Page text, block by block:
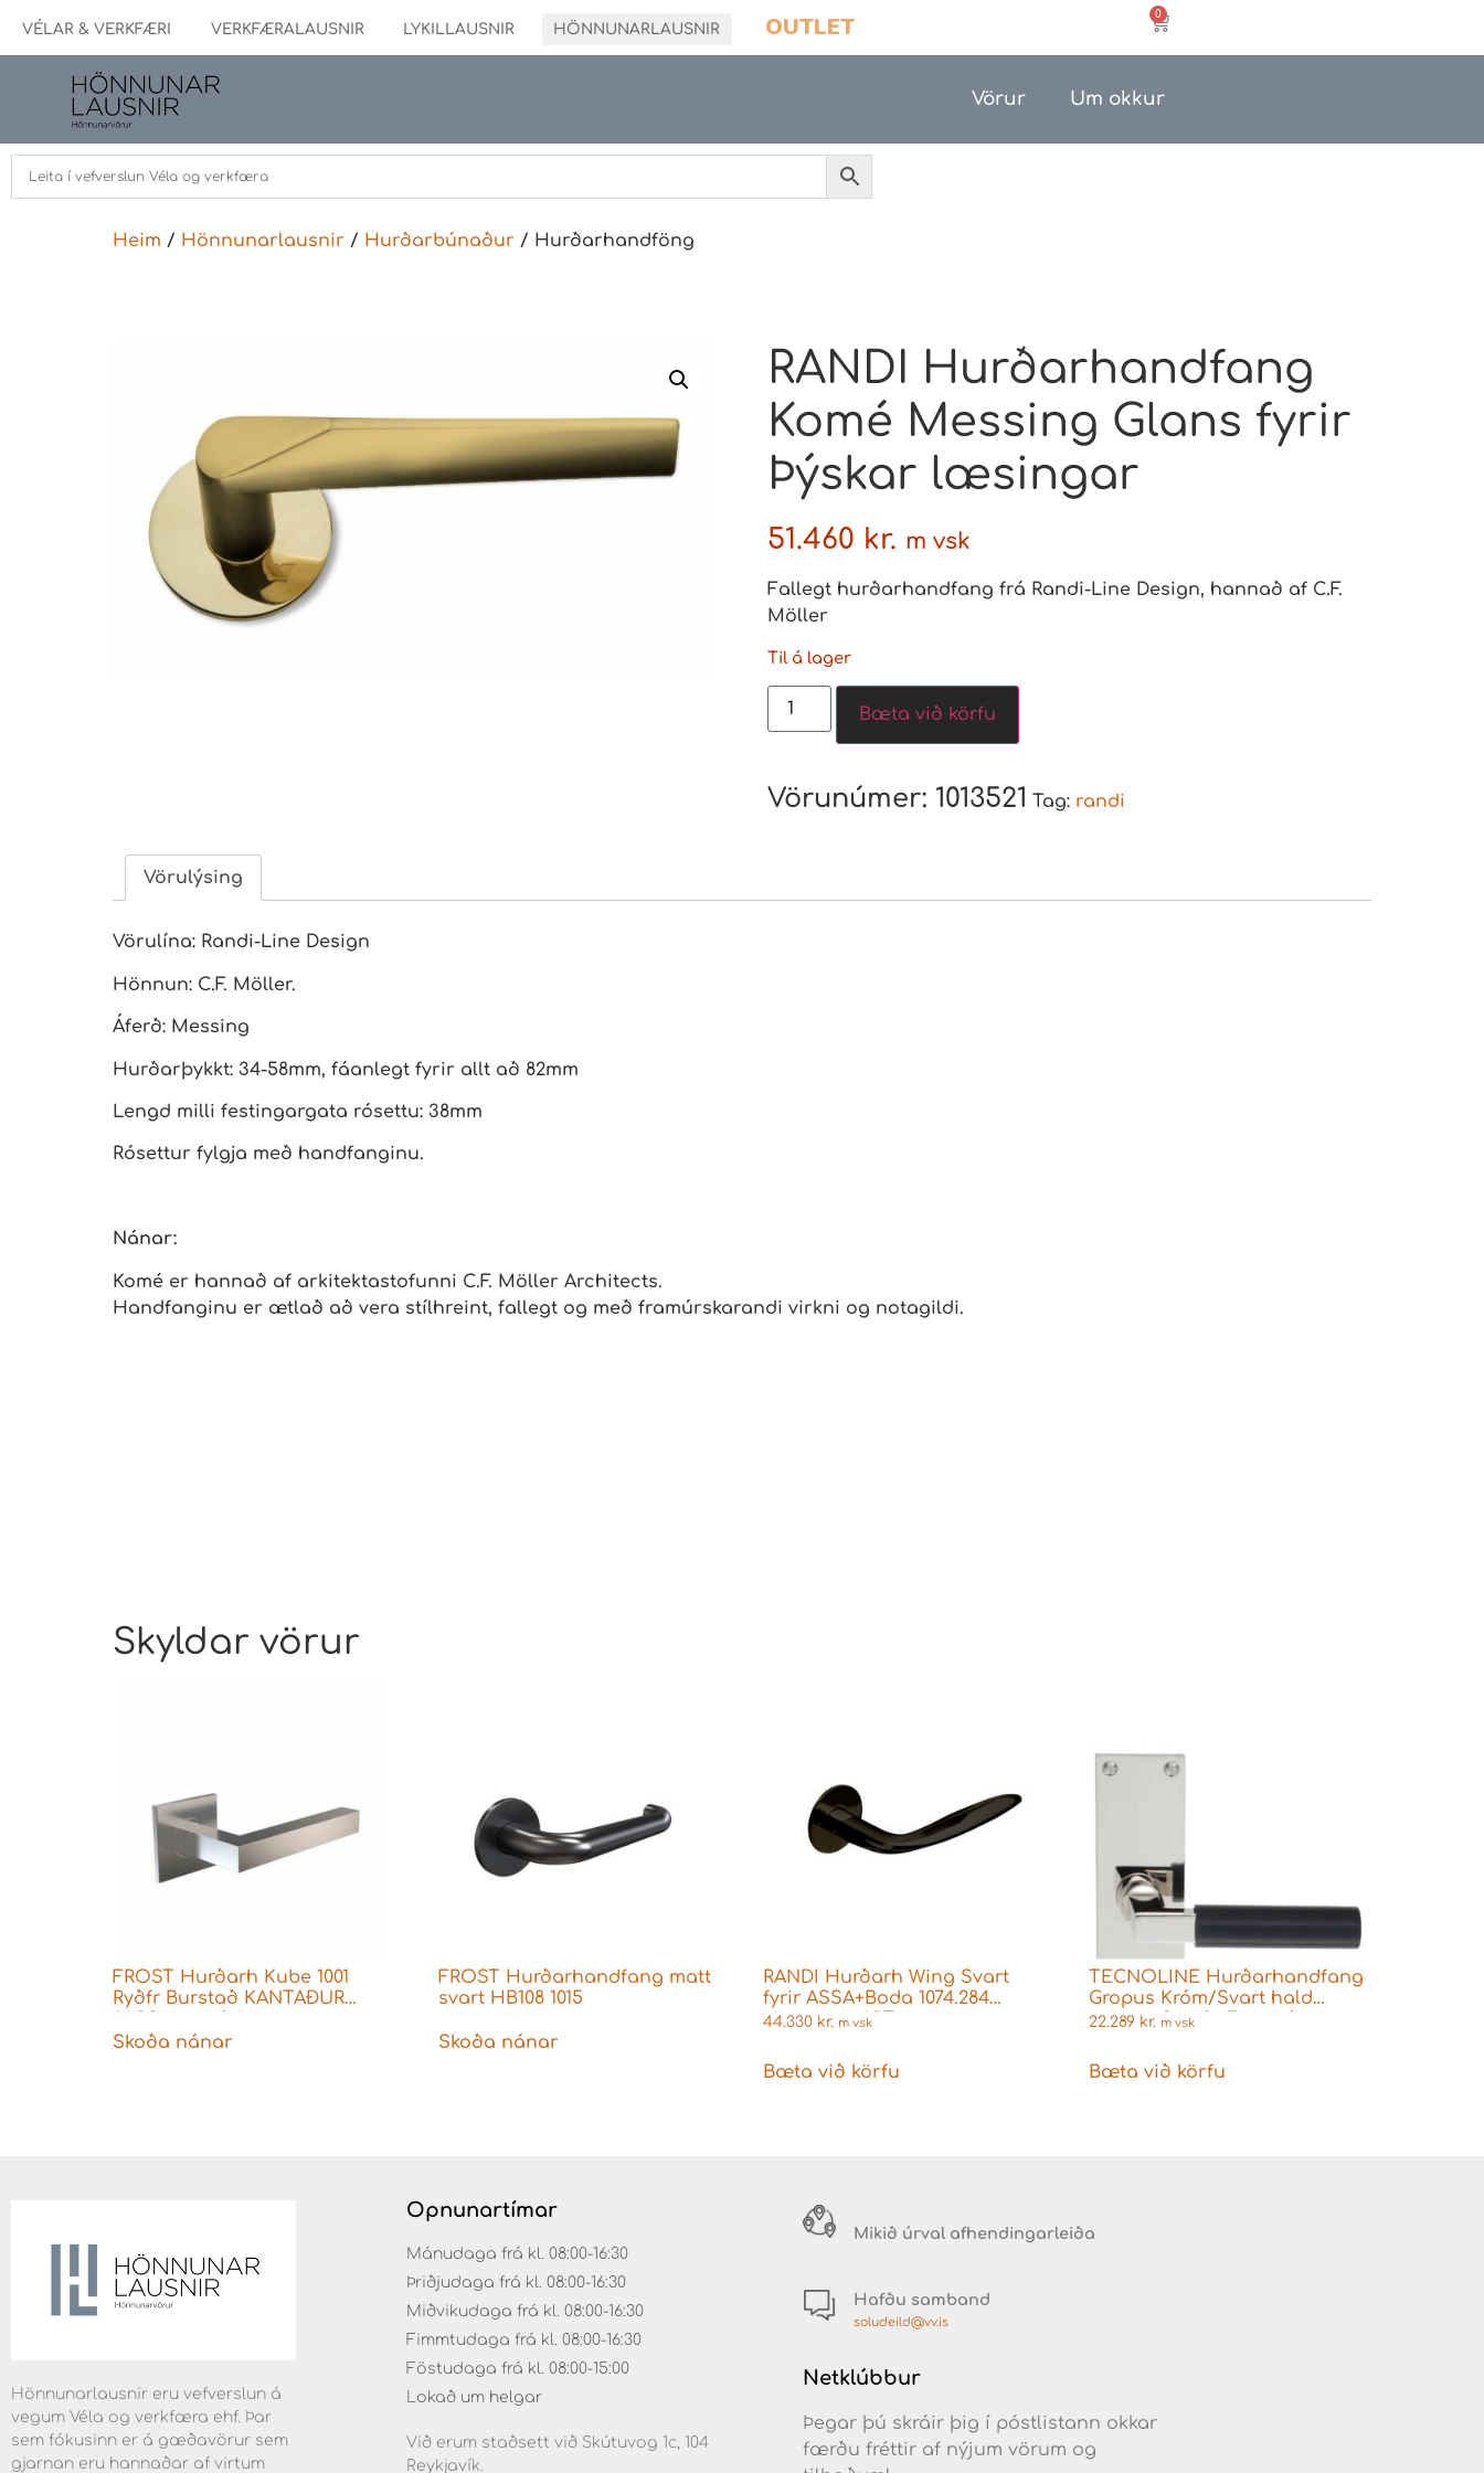
VÉLAR & VERKFÆRI VERKFÆRALAUSNIR LYKILLAUSNIR HÖNNUNARLAUSNIR OUTLET 0
Vörur Um okkur
Heim / Hönnunarlausnir / Hurðarbúnaður / Hurðarhandföng
RANDI Hurðarhandfang
Komé Messing Glans fyrir
Þýskar læsingar
51.460 kr. m vsk
Fallegt hurðarhandfang frá Randi-Line Design, hannað af C.F.
Möller
Til á lager
Bæta við körfu
Vörunúmer: 1013521 Tag: randi
Vörulýsing
Vörulína: Randi-Line Design
Hönnun: C.F. Möller.
Áferð: Messing
Hurðarþykkt: 34-58mm, fáanlegt fyrir allt að 82mm
Lengd milli festingargata rósettu: 38mm
Rósettur fylgja með handfanginu.
Nánar:
Komé er hannað af arkitektastofunni C.F. Möller Architects.
Handfanginu er ætlað að vera stílhreint, fallegt og með framúrskarandi virkni og notagildi.
Skyldar vörur
FROST Hurðarh Kube 1001
Ryðfr Burstað KANTAÐUR
Skoða nánar
FROST Hurðarhandfang matt
svart HB108 1015
Skoða nánar
RANDI Hurðarh Wing Svart
fyrir ASSA+Boda 1074.284
Hönnun: AART Architects
44.330 kr. m vsk
Bæta við körfu
TECNOLINE Hurðarhandfang
Gropus Króm/Svart hald
m.kantaðri rós Fyrir Þýskar
22.289 kr. m vsk
Bæta við körfu
Hönnunarlausnir eru vefverslun á
vegum Véla og verkfæra ehf. Þar
sem fókusinn er á gæðavörur sem
gjarnan eru hannaðar af virtum
Opnunartímar
Mánudaga frá kl. 08:00-16:30
Þriðjudaga frá kl. 08:00-16:30
Miðvikudaga frá kl. 08:00-16:30
Fimmtudaga frá kl. 08:00-16:30
Föstudaga frá kl. 08:00-15:00
Lokað um helgar
Við erum staðsett við Skútuvog 1c, 104
Reykjavík.
Mikið úrval afhendingarleiða
Hafðu samband
soludeild@vv.is
Netklúbbur
Þegar þú skráir þig í póstlistann okkar
færðu fréttir af nýjum vörum og